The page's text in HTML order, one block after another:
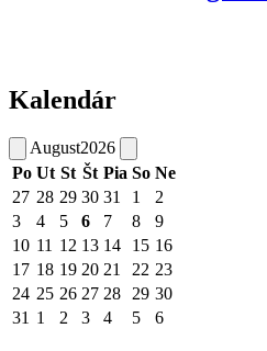
Kalendár
August2026
Po Ut St Št Pia So Ne
27 28 29 30 31 1
2
3
4 5 6 7 8
9
10 11 12 13 14 15 16
17 18 19 20 21 22 23
24 25 26 27 28 29 30
31 1 2 3 4 5 6